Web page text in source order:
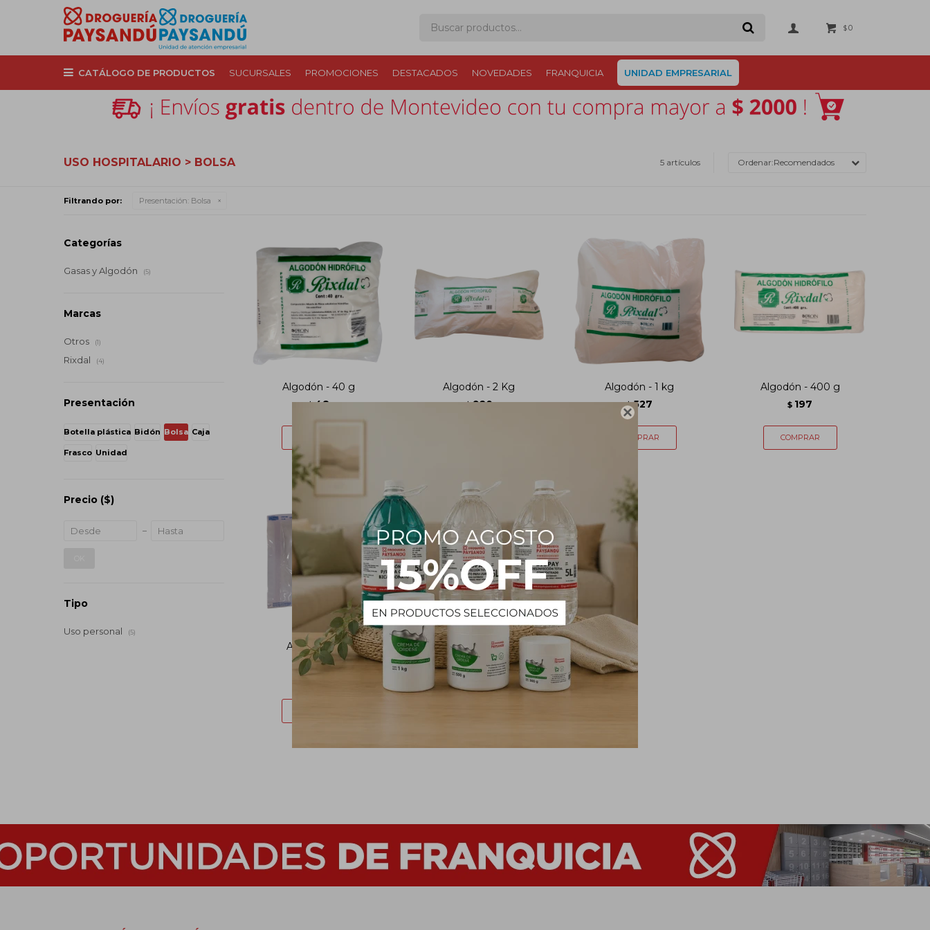

CATÁLOGO DE PRODUCTOS SUCURSALES PROMOCIONES DESTACADOS NOVEDADES FRANQUICIA UNIDAD EMPRESARIAL
$0
USO HOSPITALARIO > BOLSA 5 artículos Recomendados
Filtrando por: Presentación: Bolsa
Algodón - 40 g
$ 48
Algodón - 2 Kg
$ 920
Algodón - 1 kg
$ 527
Algodón - 400 g
$ 197
Apósito 10x15
económico
Categorías
Gasas y Algodón (5)
Marcas
Otros (1)
Rixdal (4)
Presentación
Botella plástica Bidón Bolsa Caja
Frasco Unidad
Precio ($)
Tipo
Uso personal (5)